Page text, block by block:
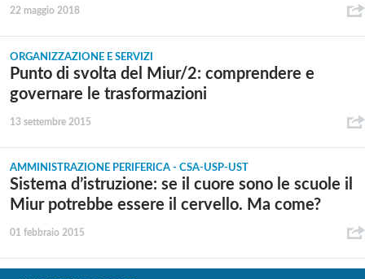
22 maggio 2018
ORGANIZZAZIONE E SERVIZI
Punto di svolta del Miur/2: comprendere e
governare le trasformazioni
13 settembre 2015
AMMINISTRAZIONE PERIFERICA - CSA-USP-UST
Sistema d’istruzione: se il cuore sono le scuole il
Miur potrebbe essere il cervello. Ma come?
01 febbraio 2015